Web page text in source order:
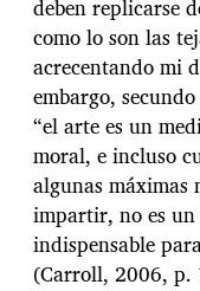
deben replicarse
como lo son las
acrecentando mi
embargo,
“el arte es un
moral, e incluso
algunas máximas
impartir, no es
indispensable
(Carroll, 2006, p.